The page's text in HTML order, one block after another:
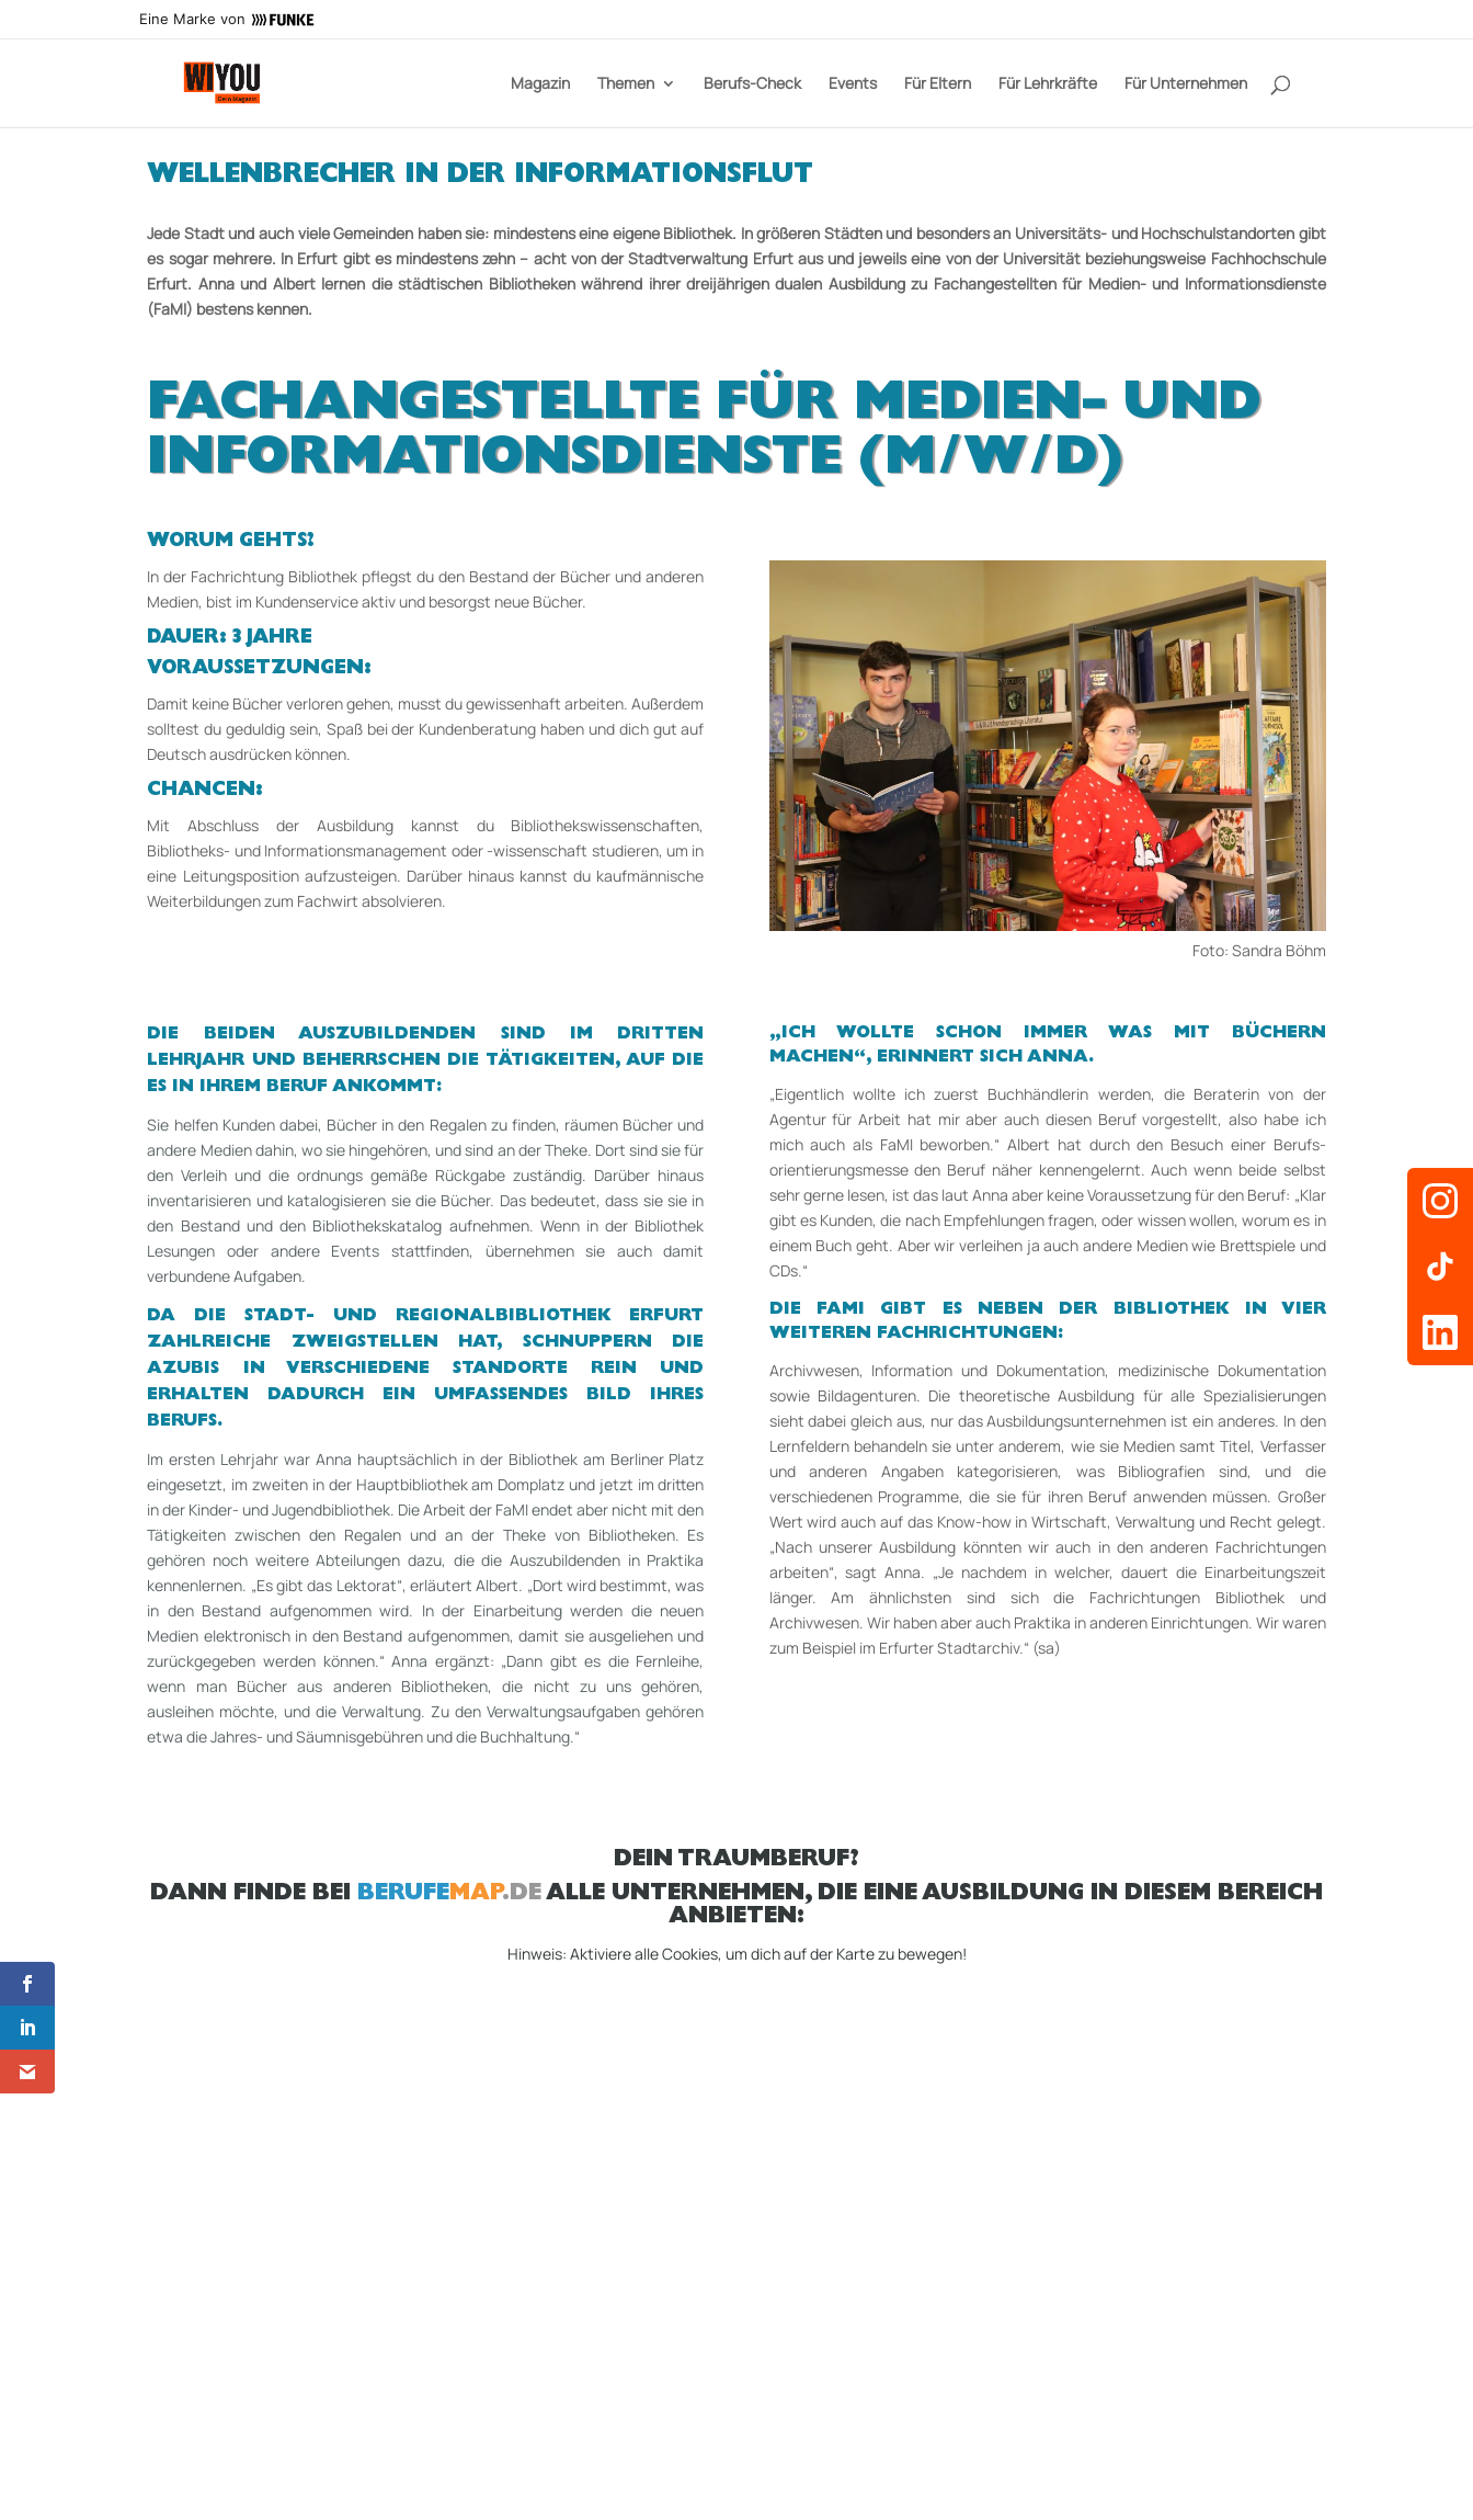
Eine Marke von
Magazin Themen Berufs-Check Events Für Eltern Für Lehrkräfte Für Unternehmen
WELLENBRECHER IN DER INFORMATIONSFLUT
Jede Stadt und auch viele Gemeinden haben sie: mindestens eine eigene Bibliothek. In größeren Städten und besonders an Universitäts­- und Hochschulstandorten gibt
es sogar mehrere. In Erfurt gibt es mindestens zehn – acht von der Stadtverwaltung Erfurt aus und jeweils eine von der Universität be­ziehungsweise Fachhochschule
Erfurt. Anna und Albert lernen die städtischen Bibliotheken während ihrer dreijährigen dualen Ausbildung zu Fachangestellten für Medien-­ und Infor­mationsdienste
(FaMI) bestens kennen.
FACHANGESTELLTE FÜR MEDIEN- UND
INFOR­MATIONSDIENSTE (M/W/D)
WORUM GEHTS?
In der Fachrichtung Bibliothek pflegst du den Bestand der Bücher und anderen
Medien, bist im Kundenservice aktiv und besorgst neue Bücher.
DAUER: 3 JAHRE
VORAUSSETZUNGEN:
Damit keine Bücher verloren gehen, musst du gewissenhaft arbeiten. Außerdem
solltest du geduldig sein, Spaß bei der Kundenberatung haben und dich gut auf
Deutsch ausdrücken können.
CHANCEN:
Mit Abschluss der Ausbildung kannst du Bibliothekswissenschaften,
Bibliotheks-­ und Informationsmanagement oder ­-wissenschaft studieren, um in
eine Leitungsposition aufzu­steigen. Darüber hinaus kannst du kauf­männische
Weiterbildungen zum Fachwirt ab­solvieren.
Foto: Sandra Böhm
DIE BEIDEN AUSZUBILDENDEN SIND IM DRITTEN
LEHRJAHR UND BEHERRSCHEN DIE TÄTIGKEITEN, AUF DIE
ES IN IHREM BERUF ANKOMMT:
Sie helfen Kunden dabei, Bücher in den Regalen zu finden, räumen Bücher und
andere Medien dahin, wo sie hingehören, und sind an der Theke. Dort sind sie für
den Verleih und die ordnungs­ gemäße Rückgabe zuständig. Darüber hinaus
inventarisieren und katalogisieren sie die Bücher. Das bedeutet, dass sie sie in
den Bestand und den Bibliothekskatalog aufnehmen. Wenn in der Bibliothek
Lesungen oder andere Events statt­finden, übernehmen sie auch damit
verbundene Aufgaben.
DA DIE STADT-­ UND REGIONALBIBLIOTHEK ERFURT
ZAHLREICHE ZWEIGSTELLEN HAT, SCHNUP­PERN DIE
AZUBIS IN VERSCHIEDENE STANDORTE REIN UND
ERHALTEN DADURCH EIN UMFASSENDES BILD IHRES
BERUFS.
Im ersten Lehrjahr war Anna hauptsächlich in der Bibliothek am Berliner Platz
eingesetzt, im zweiten in der Hauptbibliothek am Domplatz und jetzt im dritten
in der Kinder­- und Ju­gendbibliothek. Die Arbeit der FaMI endet aber nicht mit den
Tätigkeiten zwischen den Regalen und an der Theke von Bibliotheken. Es
gehören noch weitere Abteilungen dazu, die die Aus­zubildenden in Praktika
kennenlernen. „Es gibt das Lektorat“, erläutert Albert. „Dort wird bestimmt, was
in den Bestand auf­ge­nommen wird. In der Einarbeitung werden die neuen
Medien elektronisch in den Bestand aufgenommen, damit sie ausgeliehen und
zurückgegeben werden können.“ Anna ergänzt: „Dann gibt es die Fernleihe,
wenn man Bücher aus anderen Bibliotheken, die nicht zu uns gehören,
ausleihen möchte, und die Verwaltung. Zu den Verwaltungsaufgaben gehören
etwa die Jahres-­ und Säumnisgebühren und die Buch­haltung.“
„ICH WOLLTE SCHON IMMER WAS MIT BÜCHERN
MACHEN“, ERINNERT SICH ANNA.
„Eigentlich wollte ich zuerst Buchhändlerin werden, die Beraterin von der
Agentur für Arbeit hat mir aber auch diesen Beruf vorgestellt, also habe ich
mich auch als FaMI beworben.“ Albert hat durch den Besuch einer Berufs­
orientierungsmesse den Beruf näher kennen­gelernt. Auch wenn beide selbst
sehr gerne lesen, ist das laut Anna aber keine Voraus­setzung für den Beruf: „Klar
gibt es Kunden, die nach Empfehlungen fragen, oder wissen wollen, worum es in
einem Buch geht. Aber wir verleihen ja auch andere Medien wie Brettspiele und
CDs.“
DIE FAMI GIBT ES NEBEN DER BIBLIOTHEK IN VIER
WEITEREN FACHRICHTUNGEN:
Archivwesen, Information und Dokumentation, medizinische Dokumentation
sowie Bild­agenturen. Die theoretische Ausbildung für alle Spezialisierungen
sieht dabei gleich aus, nur das Ausbildungsunternehmen ist ein anderes. In den
Lernfeldern behandeln sie unter anderem, wie sie Medien samt Titel, Verfasser
und anderen Angaben kategorisieren, was Bibliografien sind, und die
verschiedenen Programme, die sie für ihren Beruf anwenden müssen. Großer
Wert wird auch auf das Know-­how in Wirtschaft, Verwal­tung und Recht gelegt.
„Nach unserer Ausbildung könnten wir auch in den anderen Fachrichtungen
arbeiten“, sagt Anna. „Je nachdem in welcher, dauert die Einar­beitungszeit
länger. Am ähnlichsten sind sich die Fachrichtungen Bibliothek und
Archivwesen. Wir haben aber auch Praktika in anderen Ein­richtungen. Wir waren
zum Beispiel im Erfurter Stadtarchiv.“ (sa)
DEIN TRAUMBERUF?
DANN FINDE BEI BERUFEMAP.DEALLE UNTERNEHMEN, DIE EINE AUSBILDUNG IN DIESEM BEREICH
ANBIETEN:
Hinweis: Aktiviere alle Cookies, um dich auf der Karte zu bewegen!